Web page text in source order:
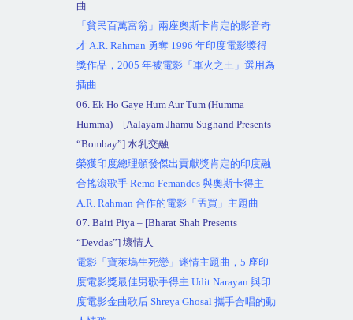
曲
「貧民百萬富翁」兩座奧斯卡肯定的影音奇
才A.R. Rahman 勇奪 1996 年印度電影獎得
獎作品， 2005 年被電影「軍火之王」選用為
插曲
06. Ek Ho Gaye Hum Aur Tum (Humma
Humma) – [Aalayam Jhamu Sughand Presents
“Bombay”] 水乳交融
榮獲印度總理頒發傑出貢獻獎肯定的印度融
合搖滾歌手Remo Femandes 與奧斯卡得主
A.R. Rahman 合作的電影「孟買」主題曲
07. Bairi Piya – [Bharat Shah Presents
“Devdas”] 壞情人
電影「寶萊塢生死戀」迷情主題曲， 5 座印
度電影獎最佳男歌手得主 Udit Narayan 與印
度電影金曲歌后Shreya Ghosal 攜手合唱的動